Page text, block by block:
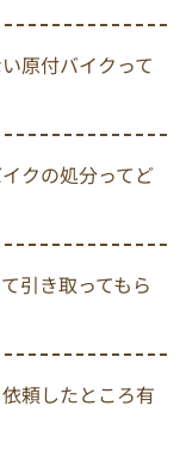
原付バイクって
クの処分ってど
引き取ってもら
頼したところ有